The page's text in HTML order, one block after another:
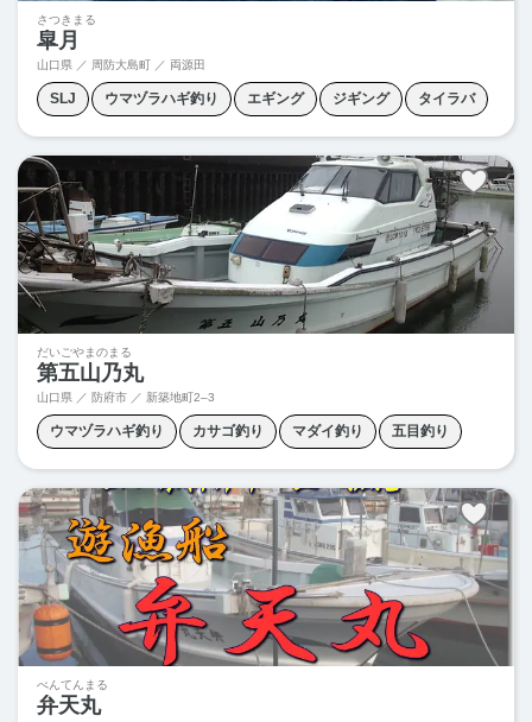
さつきまる
皐月
山口県 ／ 周防大島町 ／ 両源田
SLJ ウマヅラハギ釣り エギング ジギング タイラバ
タチウオ釣り ティップラン メバル釣り ライトジギング
胴付きサビキ
だいごやまのまる
第五山乃丸
山口県 ／ 防府市 ／ 新築地町2–3
ウマヅラハギ釣り カサゴ釣り マダイ釣り 五目釣り
べんてんまる
弁天丸